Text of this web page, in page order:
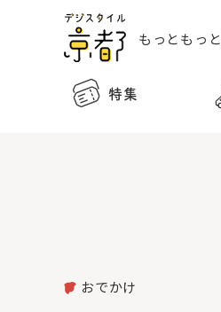
もっともっと
特集
おでかけ